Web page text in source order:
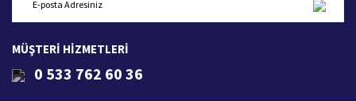
MÜŞTERİ HİZMETLERİ
0 533 762 60 36